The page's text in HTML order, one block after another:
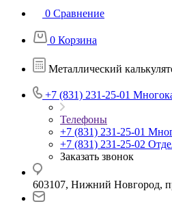
0 Сравнение
0 Корзина
Металлический
+7 (831) 231-25-01
Телефоны
+7 (831) 231-25-01
+7 (831) 231-25-02
Заказать звонок
603107, Нижний Новгород,